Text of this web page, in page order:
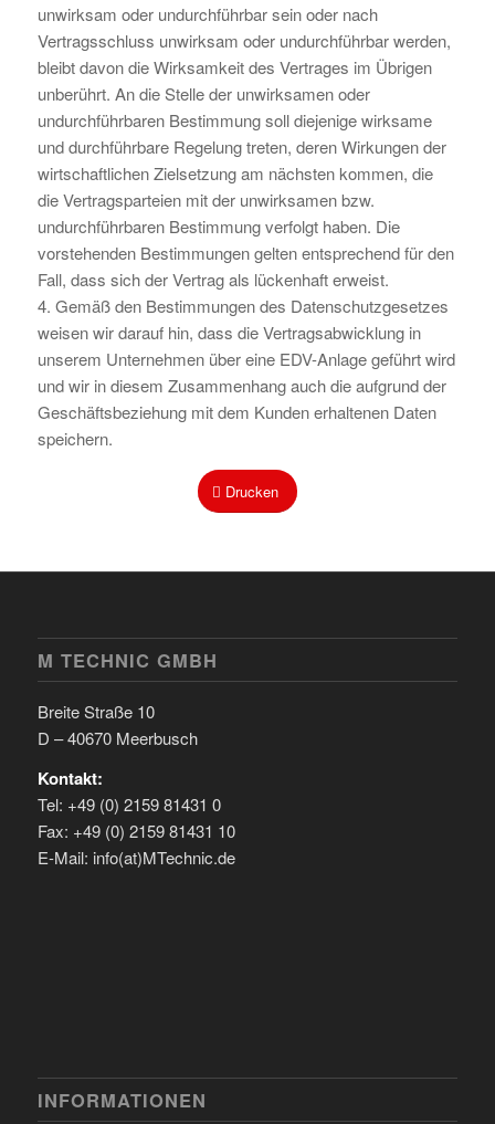
unwirksam oder undurchführbar sein oder nach
Vertragsschluss unwirksam oder undurchführbar werden,
bleibt davon die Wirksamkeit des Vertrages im Übrigen
unberührt. An die Stelle der unwirksamen oder
undurchführbaren Bestimmung soll diejenige wirksame
und durchführbare Regelung treten, deren Wirkungen der
wirtschaftlichen Zielsetzung am nächsten kommen, die
die Vertragsparteien mit der unwirksamen bzw.
undurchführbaren Bestimmung verfolgt haben. Die
vorstehenden Bestimmungen gelten entsprechend für den
Fall, dass sich der Vertrag als lückenhaft erweist.
4. Gemäß den Bestimmungen des Datenschutzgesetzes
weisen wir darauf hin, dass die Vertragsabwicklung in
unserem Unternehmen über eine EDV-Anlage geführt wird
und wir in diesem Zusammenhang auch die aufgrund der
Geschäftsbeziehung mit dem Kunden erhaltenen Daten
speichern.
Drucken
M TECHNIC GMBH
Breite Straße 10
D – 40670 Meerbusch
Kontakt:
Tel: +49 (0) 2159 81431 0
Fax: +49 (0) 2159 81431 10
E-Mail: info(at)MTechnic.de
INFORMATIONEN